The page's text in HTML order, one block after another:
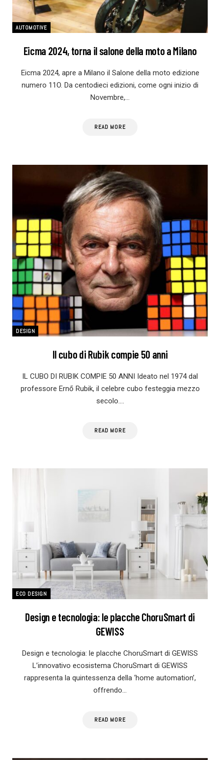
AUTOMOTIVE
Eicma 2024, torna il salone della moto a Milano
Eicma 2024, apre a Milano il Salone della moto edizione
numero 11O. Da centodieci edizioni, come ogni inizio di
Novembre,…
READ MORE
DESIGN
Il cubo di Rubik compie 50 anni
IL CUBO DI RUBIK COMPIE 50 ANNI Ideato nel 1974 dal
professore Ernő Rubik, il celebre cubo festeggia mezzo
secolo.…
READ MORE
ECO DESIGN
Design e tecnologia: le placche ChoruSmart di
GEWISS
Design e tecnologia: le placche ChoruSmart di GEWISS
L’innovativo ecosistema ChoruSmart di GEWISS
rappresenta la quintessenza della ‘home automation’,
offrendo…
READ MORE